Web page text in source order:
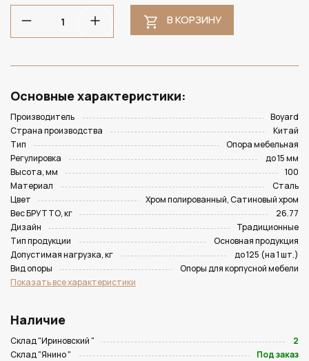
В КОРЗИНУ
Основные характеристики:
Производитель
Boyard
Страна производства
Китай
Тип
Опора мебельная
Регулировка
до 15 мм
Высота, мм
100
Материал
Сталь
Цвет
Хром полированный, Сатиновый хром
Вес БРУТТО, кг
26.77
Дизайн
Традиционные
Тип продукции
Основная продукция
Допустимая нагрузка, кг
до 125 (на 1 шт.)
Вид опоры
Опоры для корпусной мебели
Показать все характеристики
Наличие
Склад "Ириновский "
2
Склад "Янино "
Под заказ